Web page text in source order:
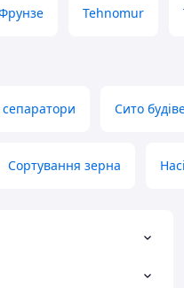
Tehnomur
Сито
Сортування зерна